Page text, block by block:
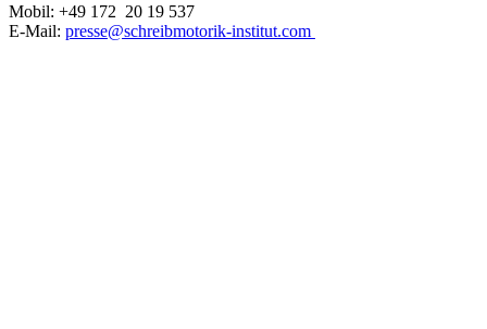
Mobil: +49 172 20 19 537
E-Mail: presse@schreibmotorik-institut.com